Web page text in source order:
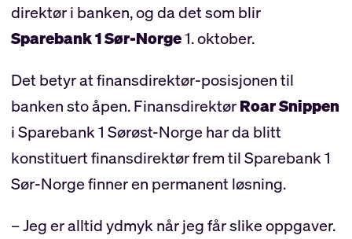
direktør i banken, og da det som blir
Sparebank 1 Sør-Norge1. oktober.
Det betyr at finansdirektør-posisjonen til
banken sto åpen. FinansdirektørRoar Snippen
i Sparebank 1 Sørøst-Norge har da blitt
konstituert finansdirektør frem til Sparebank 1
Sør-Norge finner en permanent løsning.
– Jeg er alltid ydmyk når jeg får slike oppgaver.